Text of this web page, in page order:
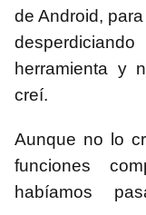
de Android,
herramienta y
creí.
Aunque no lo
funciones
habíamos